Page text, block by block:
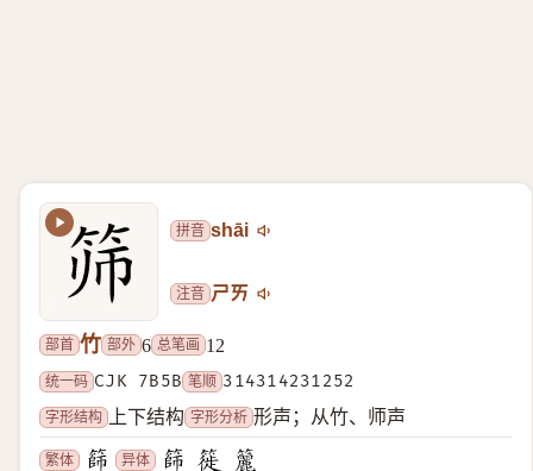
拼音 shāi
注音 ㄕㄞ
部首 竹 部外 6 总笔画 12
统一码 CJK 7B5B 笔顺 314314231252
字形结构
上下结构 字形分析 形声；从竹、师声
繁体 异体